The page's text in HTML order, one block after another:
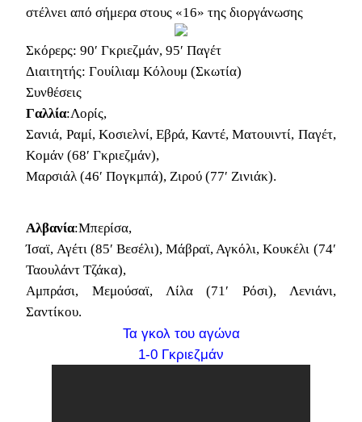
στέλνει από σήμερα στους «16» της διοργάνωσης
Σκόρερς: 90′ Γκριεζμάν, 95′ Παγέτ
Διαιτητής: Γουίλιαμ Κόλουμ (Σκωτία)
Συνθέσεις
Γαλλία:Λορίς,
Σανιά, Ραμί, Κοσιελνί, Εβρά, Καντέ, Ματουιντί, Παγέτ,
Κομάν (68′ Γκριεζμάν),
Μαρσιάλ (46′ Πογκμπά), Ζιρού (77′ Ζινιάκ).
Αλβανία:Μπερίσα,
Ίσαϊ, Αγέτι (85′ Βεσέλι), Μάβραϊ, Αγκόλι, Κουκέλι (74′
Ταουλάντ Τζάκα),
Αμπράσι, Μεμούσαϊ, Λίλα (71′ Ρόσι), Λενιάνι,
Σαντίκου.
Τα γκολ του αγώνα
1-0 Γκριεζμάν